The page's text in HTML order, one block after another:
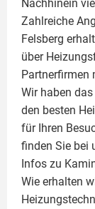
Nachhinein
Zahlreiche
Felsberg
über
Partnerfirmen
Wir haben
den besten
für Ihren
finden Sie bei
Infos zu
Wie erhalten